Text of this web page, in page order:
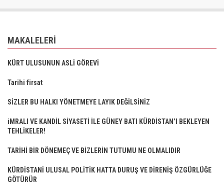
MAKALELERI
KÜRT ULUSUNUN ASLİ GÖREVİ
Tarihi firsat
SİZLER BU HALKI YÖNETMEYE LAYIK DEĞİLSİNİZ
iMRALI VE KANDİL SİYASETİ İLE GÜNEY BATI KÜRDİSTAN’I BEKLEYEN
TEHLİKELER!
TARİHİ BİR DÖNEMEÇ VE BİZLERİN TUTUMU NE OLMALIDIR
KÜRDİSTANİ ULUSAL POLİTİK HATTA DURUŞ VE DİRENİŞ ÖZGÜRLÜĞE
GÖTÜRÜR